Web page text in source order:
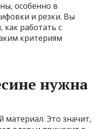
особенно в
и резки. Вы
работать с
критериям
нужна
материал. Это значит,